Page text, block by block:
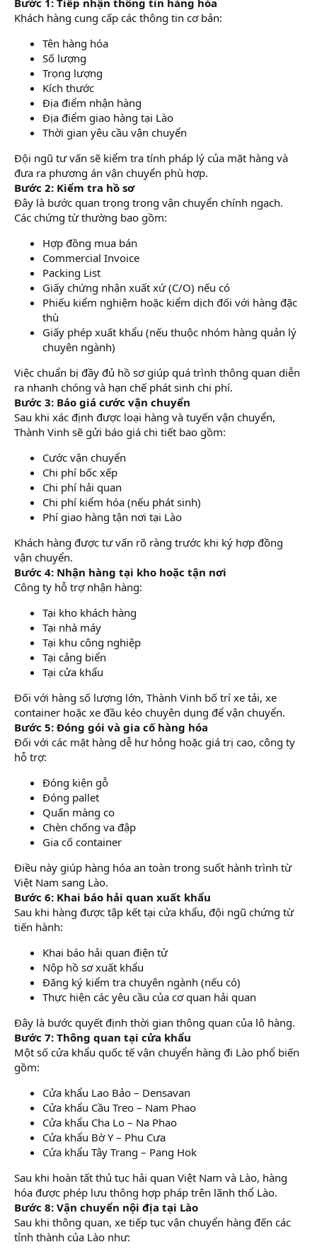
Khách hàng cung cấp các thông tin cơ bản:
Tên hàng hóa
Số lượng
Trọng lượng
Kích thước
Địa điểm nhận hàng
Địa điểm giao hàng tại Lào
Thời gian yêu cầu vận chuyển
Đội ngũ tư vấn sẽ kiểm tra tính pháp lý của mặt hàng và
đưa ra phương án vận chuyển phù hợp.
Bước 2: Kiểm tra hồ sơ
Đây là bước quan trọng trong vận chuyển chính ngạch.
Các chứng từ thường bao gồm:
Hợp đồng mua bán
Commercial Invoice
Packing List
Giấy chứng nhận xuất xứ (C/O) nếu có
Phiếu kiểm nghiệm hoặc kiểm dịch đối với hàng đặc
thù
Giấy phép xuất khẩu (nếu thuộc nhóm hàng quản lý
chuyên ngành)
Việc chuẩn bị đầy đủ hồ sơ giúp quá trình thông quan diễn
ra nhanh chóng và hạn chế phát sinh chi phí.
Bước 3: Báo giá cước vận chuyển
Sau khi xác định được loại hàng và tuyến vận chuyển,
Thành Vinh sẽ gửi báo giá chi tiết bao gồm:
Cước vận chuyển
Chi phí bốc xếp
Chi phí hải quan
Chi phí kiểm hóa (nếu phát sinh)
Phí giao hàng tận nơi tại Lào
Khách hàng được tư vấn rõ ràng trước khi ký hợp đồng
vận chuyển.
Bước 4: Nhận hàng tại kho hoặc tận nơi
Công ty hỗ trợ nhận hàng:
Tại kho khách hàng
Tại nhà máy
Tại khu công nghiệp
Tại cảng biển
Tại cửa khẩu
Đối với hàng số lượng lớn, Thành Vinh bố trí xe tải, xe
container hoặc xe đầu kéo chuyên dụng để vận chuyển.
Bước 5: Đóng gói và gia cố hàng hóa
Đối với các mặt hàng dễ hư hỏng hoặc giá trị cao, công ty
hỗ trợ:
Đóng kiện gỗ
Đóng pallet
Quấn màng co
Chèn chống va đập
Gia cố container
Điều này giúp hàng hóa an toàn trong suốt hành trình từ
Việt Nam sang Lào.
Bước 6: Khai báo hải quan xuất khẩu
Sau khi hàng được tập kết tại cửa khẩu, đội ngũ chứng từ
tiến hành:
Khai báo hải quan điện tử
Nộp hồ sơ xuất khẩu
Đăng ký kiểm tra chuyên ngành (nếu có)
Thực hiện các yêu cầu của cơ quan hải quan
Đây là bước quyết định thời gian thông quan của lô hàng.
Bước 7: Thông quan tại cửa khẩu
Một số cửa khẩu quốc tế vận chuyển hàng đi Lào phổ biến
gồm:
Cửa khẩu Lao Bảo – Densavan
Cửa khẩu Cầu Treo – Nam Phao
Cửa khẩu Cha Lo – Na Phao
Cửa khẩu Bờ Y – Phu Cưa
Cửa khẩu Tây Trang – Pang Hok
Sau khi hoàn tất thủ tục hải quan Việt Nam và Lào, hàng
hóa được phép lưu thông hợp pháp trên lãnh thổ Lào.
Bước 8: Vận chuyển nội địa tại Lào
Sau khi thông quan, xe tiếp tục vận chuyển hàng đến các
tỉnh thành của Lào như: